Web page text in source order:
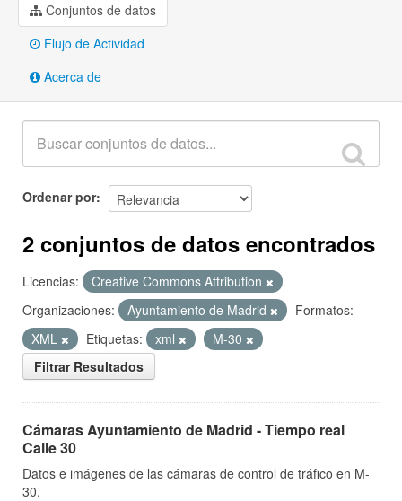
Conjuntos de datos
Flujo de Actividad
Acerca de
Ordenar por
2 conjuntos de datos encontrados
Licencias:
Creative Commons Attribution
Organizaciones:
Ayuntamiento de Madrid
Formatos:
XML
Etiquetas: xml
M-30
Filtrar Resultados
Cámaras Ayuntamiento de Madrid - Tiempo real
Calle 30
Datos e imágenes de las cámaras de control de tráfico en M-
30.